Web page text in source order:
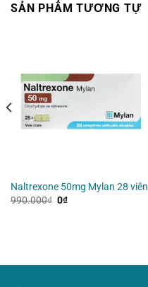
SẢN PHẨM TƯƠNG TỰ
Naltrexone 50mg Mylan 28 viên
990.000₫ Giá
0₫Giá